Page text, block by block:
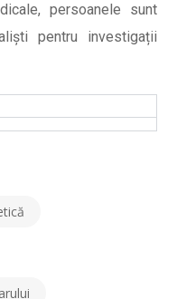
persoanele sunt
pentru investigații